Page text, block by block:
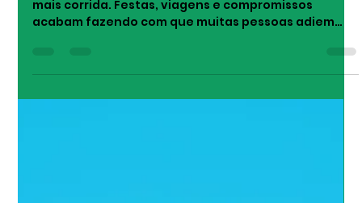
adiar seus exames médicos
Com a chegada de dezembro, a rotina costuma ficar
mais corrida. Festas, viagens e compromissos